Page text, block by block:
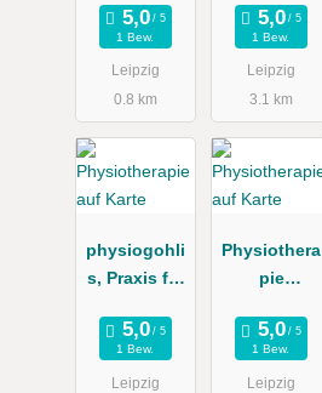
1 Bew.
Leipzig
0.8 km
Schumann-
Str. 105-107
Leipzig
1 Bew.
Leipzig
3.1 km
physiogohli
s, Praxis für
pie und
Osteopathie
1 Bew.
Leipzig
Physiothera
pie
Fitus
1 Bew.
Leipzig